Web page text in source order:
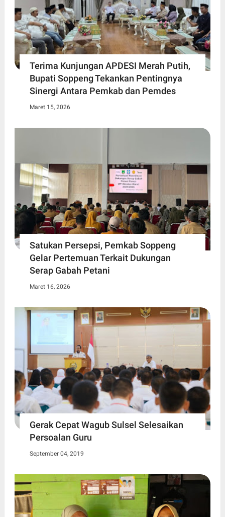
Terima Kunjungan APDESI Merah Putih,
Bupati Soppeng Tekankan Pentingnya
Sinergi Antara Pemkab dan Pemdes
Maret 15, 2026
Satukan Persepsi, Pemkab Soppeng
Gelar Pertemuan Terkait Dukungan
Serap Gabah Petani
Maret 16, 2026
Gerak Cepat Wagub Sulsel Selesaikan
Persoalan Guru
September 04, 2019